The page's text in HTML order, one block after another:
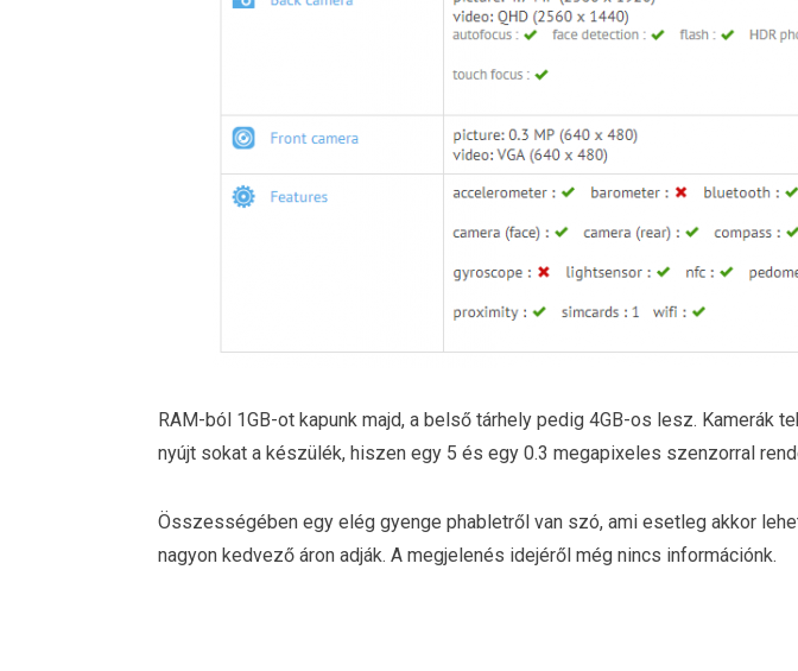
RAM-ból 1GB-ot kapunk majd, a belső tárhely pedig 4GB-os lesz. Kamerák
nyújt sokat a készülék, hiszen egy 5 és egy 0.3 megapixeles szenzorral
Összességében egy elég gyenge phabletről van szó, ami esetleg akkor
nagyon kedvező áron adják. A megjelenés idejéről még nincs információnk.